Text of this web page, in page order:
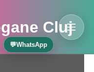
– Mireille
💬WhatsApp